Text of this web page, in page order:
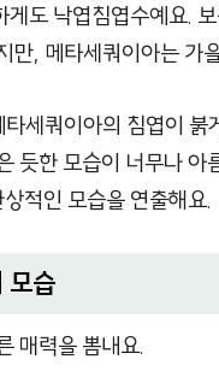
게도 낙엽침엽수예요.
만, 메타세쿼이아는 가
세쿼이아의 침엽이
듯한 모습이 너무나
적인 모습을 연출해요.
모습
매력을 뽐내요.